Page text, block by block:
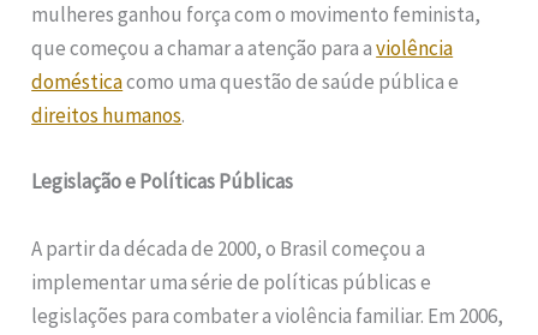
mulheres ganhou força com o movimento feminista,
que começou a chamar a atenção para aviolência
domésticacomo uma questão de saúde pública e
direitos humanos.
Legislação e Políticas Públicas
A partir da década de 2000, o Brasil começou a
implementar uma série de políticas públicas e
legislações para combater a violência familiar. Em 2006,